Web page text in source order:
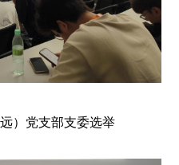
）党支部支委选举